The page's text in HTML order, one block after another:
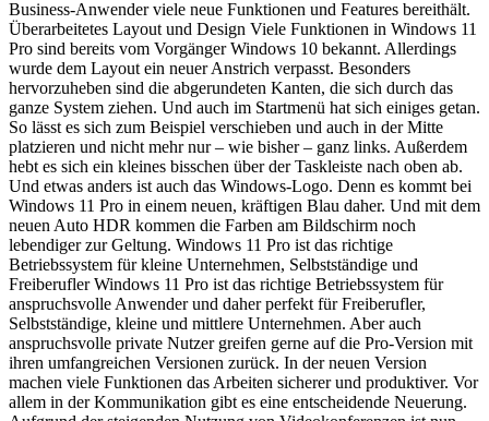
Business-Anwender viele neue Funktionen und Features bereithält.
Überarbeitetes Layout und Design Viele Funktionen in Windows 11
Pro sind bereits vom Vorgänger Windows 10 bekannt. Allerdings
wurde dem Layout ein neuer Anstrich verpasst. Besonders
hervorzuheben sind die abgerundeten Kanten, die sich durch das
ganze System ziehen. Und auch im Startmenü hat sich einiges getan.
So lässt es sich zum Beispiel verschieben und auch in der Mitte
platzieren und nicht mehr nur – wie bisher – ganz links. Außerdem
hebt es sich ein kleines bisschen über der Taskleiste nach oben ab.
Und etwas anders ist auch das Windows-Logo. Denn es kommt bei
Windows 11 Pro in einem neuen, kräftigen Blau daher. Und mit dem
neuen Auto HDR kommen die Farben am Bildschirm noch
lebendiger zur Geltung. Windows 11 Pro ist das richtige
Betriebssystem für kleine Unternehmen, Selbstständige und
Freiberufler Windows 11 Pro ist das richtige Betriebssystem für
anspruchsvolle Anwender und daher perfekt für Freiberufler,
Selbstständige, kleine und mittlere Unternehmen. Aber auch
anspruchsvolle private Nutzer greifen gerne auf die Pro-Version mit
ihren umfangreichen Versionen zurück. In der neuen Version
machen viele Funktionen das Arbeiten sicherer und produktiver. Vor
allem in der Kommunikation gibt es eine entscheidende Neuerung.